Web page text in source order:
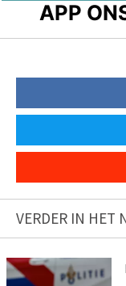
APP
VERDER IN HET